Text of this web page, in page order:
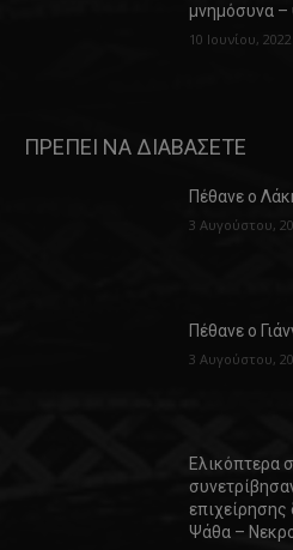
μνημόσυνα –
10 Ιουνίου, 2022
ΠΡΕΠΕΙ ΝΑ ΔΙΑΒΑΣΕΤΕ
Πέθανε ο
3 Αυγούστου,
Πέθανε ο
3 Αυγούστου,
Ελικόπτερα
Ψάθα –